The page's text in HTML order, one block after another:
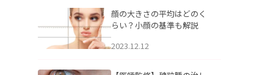
顔の大きさの平均はどのく
らい？小顔の基準も解説
2023.12.12